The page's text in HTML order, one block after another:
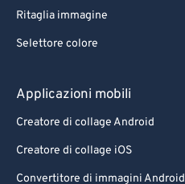
Ritaglia immagine
Selettore colore
Applicazioni mobili
Creatore di collage Android
Creatore di collage iOS
Convertitore di immagini Android